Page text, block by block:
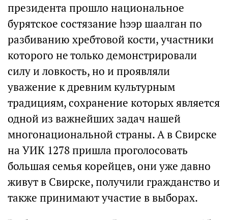
президента прошло национальное
бурятское состязание hээр шаалган по
разбиванию хребтовой кости, участники
которого не только демонстрировали
силу и ловкость, но и проявляли
уважение к древним культурным
традициям, сохранение которых является
одной из важнейших задач нашей
многонациональной страны. А в Свирске
на УИК 1278 пришла проголосовать
большая семья корейцев, они уже давно
живут в Свирске, получили гражданство и
также принимают участие в выборах.